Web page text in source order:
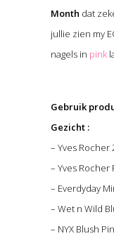
Month dat
jullie zien my
nagels in pink
Gebruik
Gezicht :
– Yves Rocher
– Yves
– Everdyday
– Wet n Wild
– NYX Blush